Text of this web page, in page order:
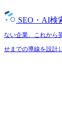
SEO・AI検
ない企業、これから
せまでの導線を設計